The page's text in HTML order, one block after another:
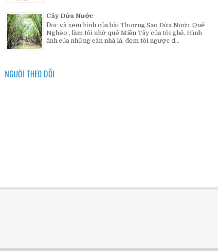
Cây Dừa Nước
Đọc và xem hình của bài Thương Sao Dừa Nước Quê
Nghèo , làm tôi nhớ quê Miền Tây của tôi ghê. Hình
ảnh của những căn nhà lá, đem tôi ngược d...
NGƯỜI THEO DÕI